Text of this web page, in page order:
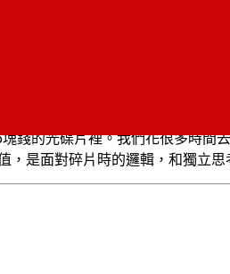
錢的光碟片裡。我們花很多時
是面對碎片時的邏輯，和獨立思